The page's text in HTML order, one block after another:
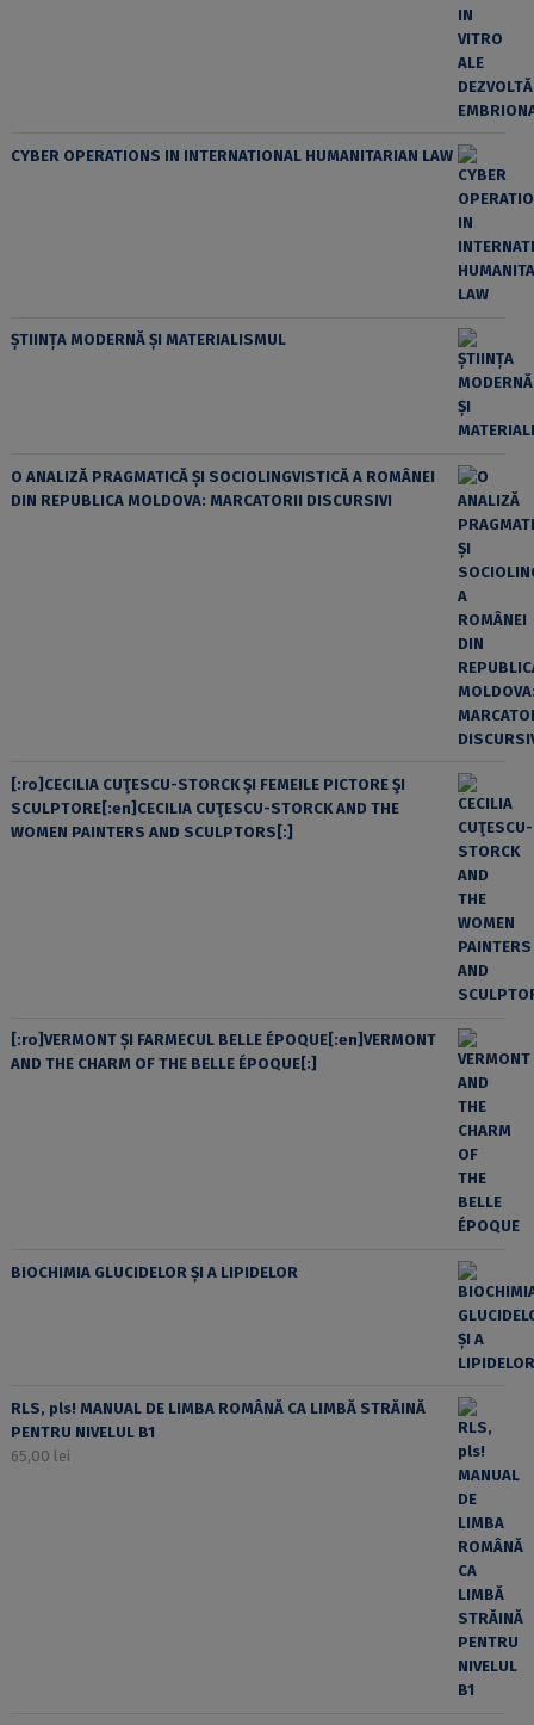
CYBER OPERATIONS IN INTERNATIONAL HUMANITARIAN LAW
ȘTIINȚA MODERNĂ ȘI MATERIALISMUL
O ANALIZĂ PRAGMATICĂ ȘI SOCIOLINGVISTICĂ A ROMÂNEI
DIN REPUBLICA MOLDOVA: MARCATORII DISCURSIVI
[:ro]CECILIA CUŢESCU-STORCK ŞI FEMEILE PICTORE ŞI
SCULPTORE[:en]CECILIA CUŢESCU-STORCK AND THE
WOMEN PAINTERS AND SCULPTORS[:]
[:ro]VERMONT ȘI FARMECUL BELLE ÉPOQUE[:en]VERMONT
AND THE CHARM OF THE BELLE ÉPOQUE[:]
BIOCHIMIA GLUCIDELOR ȘI A LIPIDELOR
RLS, pls! MANUAL DE LIMBA ROMÂNĂ CA LIMBĂ STRĂINĂ
PENTRU NIVELUL B1
65,00 lei